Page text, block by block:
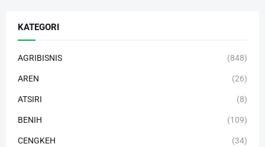
KATEGORI
AGRIBISNIS (848)
AREN (26)
ATSIRI (8)
BENIH (109)
CENGKEH (34)